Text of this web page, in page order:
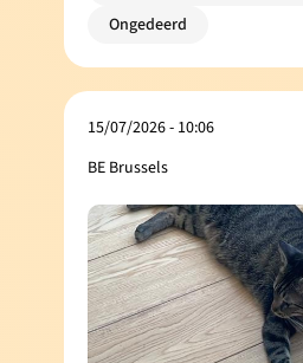
Ongedeerd
15/07/2026 - 10:06
BE Brussels